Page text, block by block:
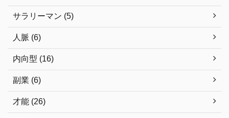
サラリーマン (5)
人脈 (6)
内向型 (16)
副業 (6)
才能 (26)